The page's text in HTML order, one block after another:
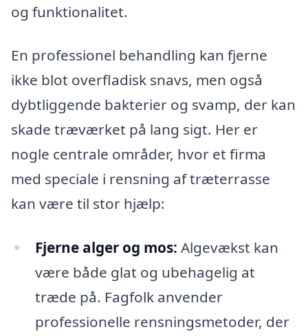
og funktionalitet.
En professionel behandling kan fjerne
ikke blot overfladisk snavs, men også
dybtliggende bakterier og svamp, der kan
skade træværket på lang sigt. Her er
nogle centrale områder, hvor et firma
med speciale i rensning af træterrasse
kan være til stor hjælp:
Fjerne alger og mos: Algevækst kan
være både glat og ubehagelig at
træde på. Fagfolk anvender
professionelle rensningsmetoder, der